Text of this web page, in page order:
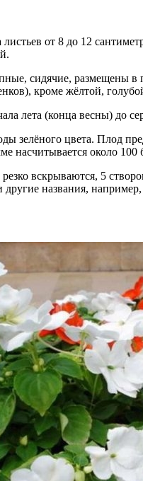
от 8 до 12
сидячие, размещены в
кроме жёлтой,
лета (конца весны) до
зелёного цвета. Плод
насчитывается около 100
вскрываются, 5
другие названия,